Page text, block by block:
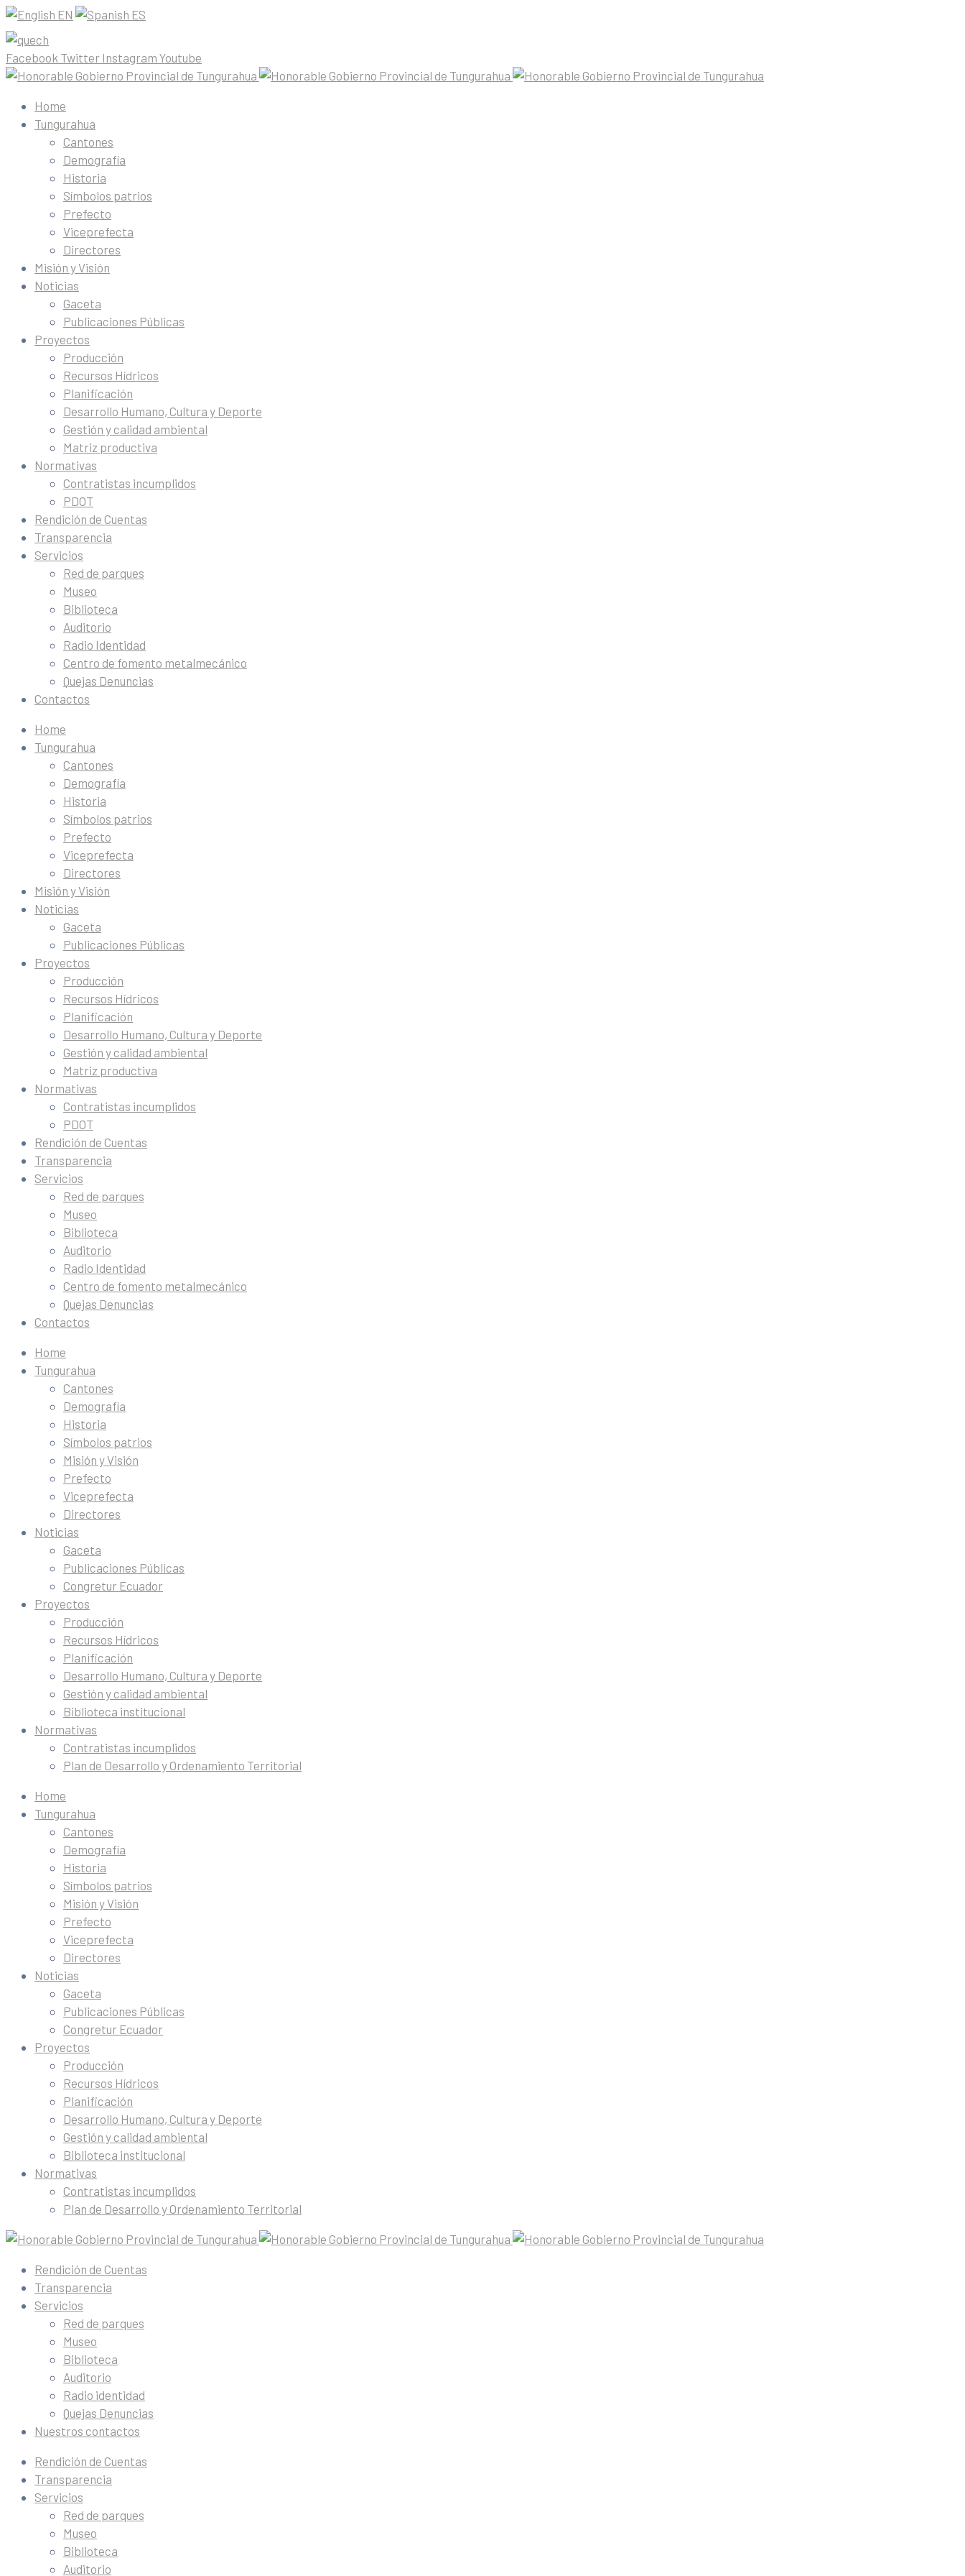
EN ES
Facebook Twitter Instagram Youtube
Home
Tungurahua
Cantones
Demografía
Historia
Símbolos patrios
Prefecto
Viceprefecta
Directores
Misión y Visión
Noticias
Gaceta
Publicaciones Públicas
Proyectos
Producción
Recursos Hídricos
Planificación
Desarrollo Humano, Cultura y Deporte
Gestión y calidad ambiental
Matriz productiva
Normativas
Contratistas incumplidos
PDOT
Rendición de Cuentas
Transparencia
Servicios
Red de parques
Museo
Biblioteca
Auditorio
Radio Identidad
Centro de fomento metalmecánico
Quejas Denuncias
Contactos
Home
Tungurahua
Cantones
Demografía
Historia
Símbolos patrios
Prefecto
Viceprefecta
Directores
Misión y Visión
Noticias
Gaceta
Publicaciones Públicas
Proyectos
Producción
Recursos Hídricos
Planificación
Desarrollo Humano, Cultura y Deporte
Gestión y calidad ambiental
Matriz productiva
Normativas
Contratistas incumplidos
PDOT
Rendición de Cuentas
Transparencia
Servicios
Red de parques
Museo
Biblioteca
Auditorio
Radio Identidad
Centro de fomento metalmecánico
Quejas Denuncias
Contactos
Home
Tungurahua
Cantones
Demografía
Historia
Símbolos patrios
Misión y Visión
Prefecto
Viceprefecta
Directores
Noticias
Gaceta
Publicaciones Públicas
Congretur Ecuador
Proyectos
Producción
Recursos Hídricos
Planificación
Desarrollo Humano, Cultura y Deporte
Gestión y calidad ambiental
Biblioteca institucional
Normativas
Contratistas incumplidos
Plan de Desarrollo y Ordenamiento Territorial
Home
Tungurahua
Cantones
Demografía
Historia
Símbolos patrios
Misión y Visión
Prefecto
Viceprefecta
Directores
Noticias
Gaceta
Publicaciones Públicas
Congretur Ecuador
Proyectos
Producción
Recursos Hídricos
Planificación
Desarrollo Humano, Cultura y Deporte
Gestión y calidad ambiental
Biblioteca institucional
Normativas
Contratistas incumplidos
Plan de Desarrollo y Ordenamiento Territorial
Rendición de Cuentas
Transparencia
Servicios
Red de parques
Museo
Biblioteca
Auditorio
Radio identidad
Quejas Denuncias
Nuestros contactos
Rendición de Cuentas
Transparencia
Servicios
Red de parques
Museo
Biblioteca
Auditorio